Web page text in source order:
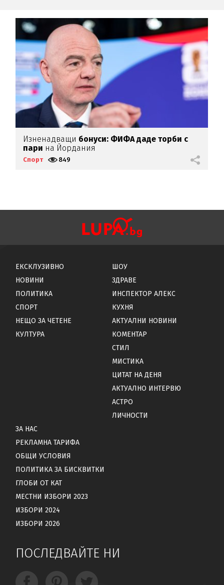
Изненадващи бонуси: ФИФА даде торби с
пари на Йордания
Спорт 849
ЕКСКЛУЗИВНО
НОВИНИ
ПОЛИТИКА
СПОРТ
НЕЩО ЗА ЧЕТЕНЕ
КУЛТУРА
ШОУ
ЗДРАВЕ
ИНСПЕКТОР АЛЕКС
КУХНЯ
АКТУАЛНИ НОВИНИ
КОМЕНТАР
СТИЛ
МИСТИКА
ЦИТАТ НА ДЕНЯ
АКТУАЛНО ИНТЕРВЮ
АСТРО
ЛИЧНОСТИ
ЗА НАС
РЕКЛАМНА ТАРИФА
ОБЩИ УСЛОВИЯ
ПОЛИТИКА ЗА БИСКВИТКИ
ГЛОБИ ОТ КАТ
МЕСТНИ ИЗБОРИ 2023
ИЗБОРИ 2024
ИЗБОРИ 2026
ПОСЛЕДВАЙТЕ НИ